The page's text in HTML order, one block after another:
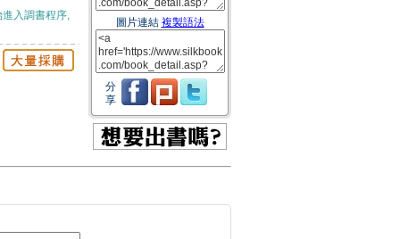
入調書程序,
圖片連結 複製語法
分
享